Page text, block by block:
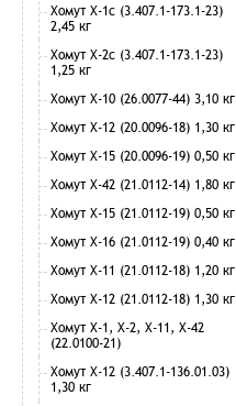
Хомут Х-1с (3.407.1-173.1-23)
2,45 кг
Хомут Х-2с (3.407.1-173.1-23)
1,25 кг
Хомут Х-10 (26.0077-44) 3,10 кг
Хомут Х-12 (20.0096-18) 1,30 кг
Хомут Х-15 (20.0096-19) 0,50 кг
Хомут Х-42 (21.0112-14) 1,80 кг
Хомут Х-15 (21.0112-19) 0,50 кг
Хомут Х-16 (21.0112-19) 0,40 кг
Хомут Х-11 (21.0112-18) 1,20 кг
Хомут Х-12 (21.0112-18) 1,30 кг
Хомут Х-1, Х-2, Х-11, Х-42
(22.0100-21)
Хомут Х-12 (3.407.1-136.01.03)
1,30 кг